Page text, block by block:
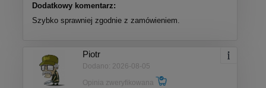
Dodatkowy komentarz:
Szybko sprawniej zgodnie z zamówieniem.
Piotr
Dodano: 2026-08-05
Opinia zweryfikowana